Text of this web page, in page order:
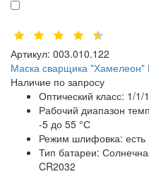
Артикул: 003.010.122
Маска сварщика
Наличие по запросу
Оптический класс: 1/1/
Рабочий диапазон
-5 до 55 °С
Режим шлифовка: есть
Тип батареи:
CR2032